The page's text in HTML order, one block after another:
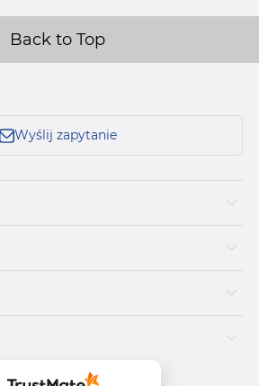
Back to Top
Wyślij zapytanie